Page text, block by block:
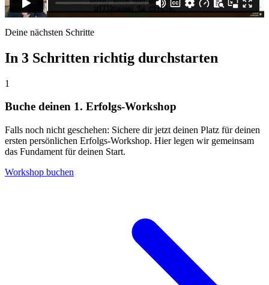
Deine nächsten Schritte
In 3 Schritten richtig durchstarten
1
Buche deinen 1. Erfolgs-Workshop
Falls noch nicht geschehen: Sichere dir jetzt deinen Platz für deinen
ersten persönlichen Erfolgs-Workshop. Hier legen wir gemeinsam
das Fundament für deinen Start.
Workshop buchen